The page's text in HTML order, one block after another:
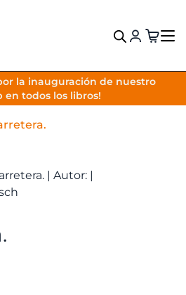
la inauguración de nuestro
en todos los libros!
VOLVER